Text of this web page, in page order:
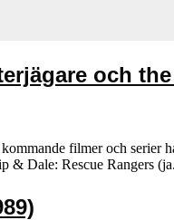
2013
och
filmer och
& Dale: Rescue Rangers